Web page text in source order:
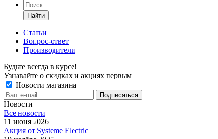
Найти
Статьи
Вопрос-ответ
Производители
Будьте всегда в курсе!
Узнавайте о скидках и акциях первым
Новости магазина
Новости
Все новости
11 июня 2026
Акция от Systeme Electric